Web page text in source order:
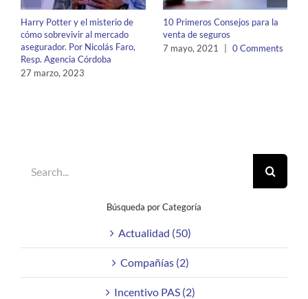
Harry Potter y el misterio de
cómo sobrevivir al mercado
asegurador. Por Nicolás Faro,
Resp. Agencia Córdoba
27 marzo, 2023
10 Primeros Consejos para la
venta de seguros
7 mayo, 2021
0 Comments
for:
Búsqueda por Categoría
Actualidad (50)
Compañías (2)
Incentivo PAS (2)